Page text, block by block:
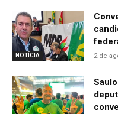
NOTÍCIA 2 de